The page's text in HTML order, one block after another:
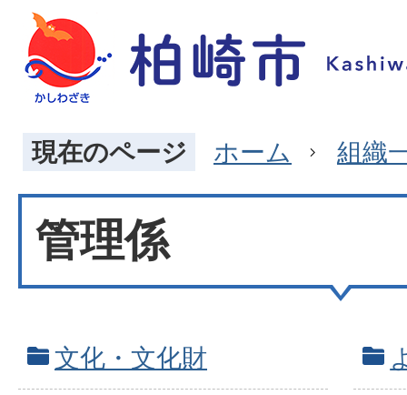
現在のページ ホーム 組織
管理係
文化・文化財